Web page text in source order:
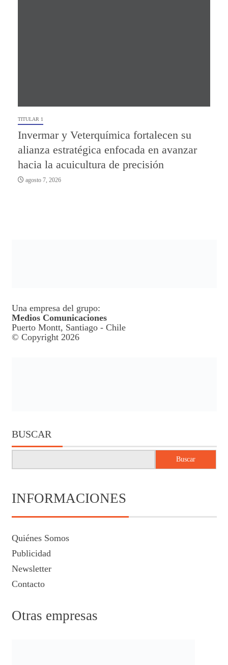
TITULAR 1
Invermar y Veterquímica fortalecen su
alianza estratégica enfocada en avanzar
hacia la acuicultura de precisión
agosto 7, 2026
Una empresa del grupo:
Medios Comunicaciones
Puerto Montt, Santiago - Chile
© Copyright 2026
BUSCAR
Buscar
INFORMACIONES
Quiénes Somos
Publicidad
Newsletter
Contacto
Otras empresas